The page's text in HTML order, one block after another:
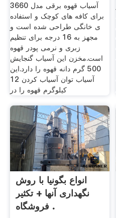
آسیاب قهوه برقی مدل 3660
برای کافه های کوچک و استفاده
ی خانگی طراحی شده است و
مجهز به 16 درجه برای تنظیم
زبری و نرمی پودر قهوه
است.مخزن این آسیاب گنجایش
500 گرم دانه قهوه را دارد.این
آسیاب توان آسیاب کردن 12
کیلوگرم قهوه را در
انواع بگونیا با روش
نگهداری آنها + تکثیر
فروشگاه .